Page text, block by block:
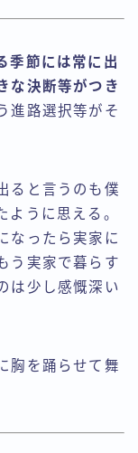
季節には常に出
な決断等がつき
進路選択等がそ
ると言うのも僕
ように思える。
なったら実家に
う実家で暮らす
は少し感慨深い
胸を踊らせて舞